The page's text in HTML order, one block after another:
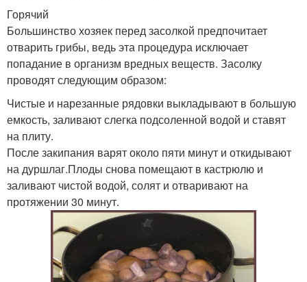
Горячий
Большинство хозяек перед засолкой предпочитает
отварить грибы, ведь эта процедура исключает
попадание в организм вредных веществ. Засолку
проводят следующим образом:
Чистые и нарезанные рядовки выкладывают в большую
емкость, заливают слегка подсоленной водой и ставят
на плиту.
После закипания варят около пяти минут и откидывают
на дуршлаг.Плоды снова помещают в кастрюлю и
заливают чистой водой, солят и отваривают на
протяжении 30 минут.